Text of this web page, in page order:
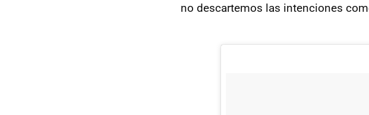
no descartemos las intenciones